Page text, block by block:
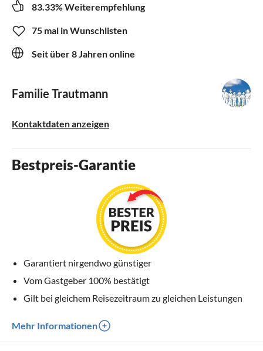
83.33% Weiterempfehlung
75 mal in Wunschlisten
Seit über 8 Jahren online
Familie Trautmann
Kontaktdaten anzeigen
Bestpreis-Garantie
Garantiert nirgendwo günstiger
Vom Gastgeber 100% bestätigt
Gilt bei gleichem Reisezeitraum zu gleichen Leistungen
Mehr Informationen